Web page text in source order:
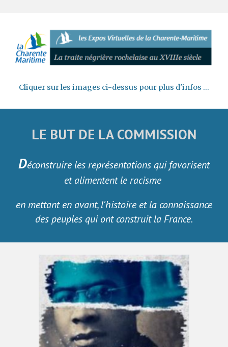
Cliquer sur les images ci-dessus pour plus d'infos ...
LE BUT DE LA COMMISSION
Déconstruire les représentations qui favorisent
et alimentent le racisme
en mettant en avant, l'histoire et la connaissance
des peuples qui ont construit la France.